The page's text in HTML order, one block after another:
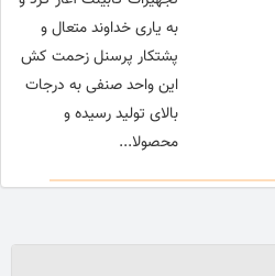
به یاری خداوند متعال و
پشتکار پرسنل زحمت کش
این واحد صنفی به درجات
بالای تولید رسیده و
محصولا...